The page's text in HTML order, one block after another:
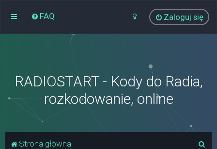
FAQ Zaloguj się
RADIOSTART - Kody do Radia,
rozkodowanie, online
Strona główna